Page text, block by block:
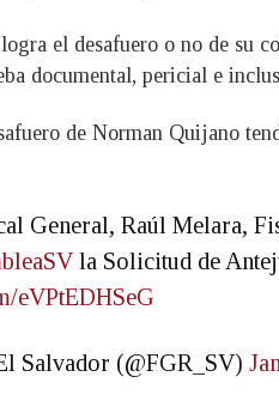
el desafuero o no de su
documental, pericial e
de Norman Quijano
General, Raúl Melara,
la Solicitud de
eVPtEDHSeG
Salvador (@FGR_SV)